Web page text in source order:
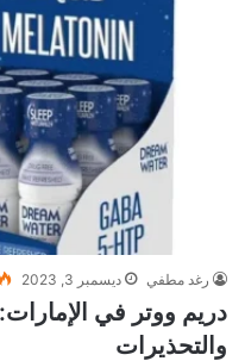
رغد مطفي ديسمبر 3, 2023
دريم ووتر في
والتحذيرات